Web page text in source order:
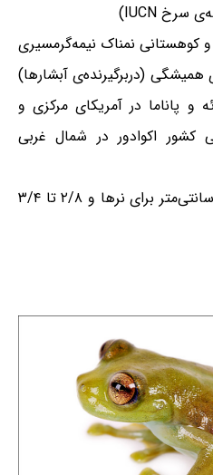
نمناک نیمه‌گرمسیری
(دربرگیرنده‌ی آبشارها)
و پاناما در آمریکای مرکزی و
کشور اکوادور در شمال غربی
بدن به درازای ۲/۷ تا ۲/۹ سانتی‌متر برای نرها و ۲/۸ تا ۳/۴